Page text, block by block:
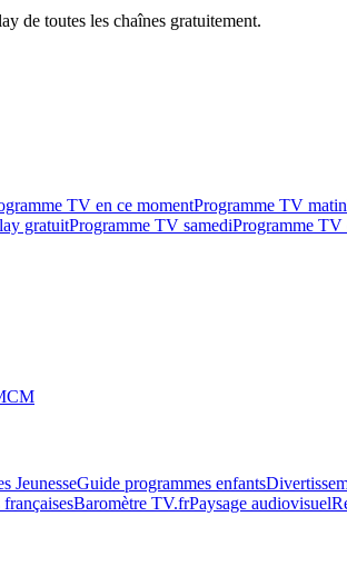
de toutes les chaînes gratuitement.
TV en ce momentProgramme TV matin
gratuitProgramme TV samediProgramme TV
JeunesseGuide programmes enfants
Baromètre TV.frPaysage audiovisuel